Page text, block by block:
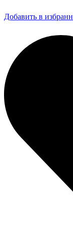
Добавить в